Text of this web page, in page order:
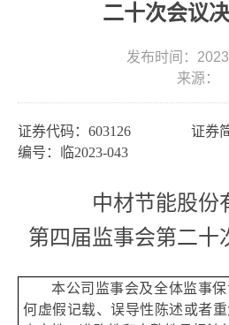
二十次会议
发布时间：
来源：
证券代码： 603126 证券简
编号：临2023-043
中材节能股份
第四届监事会第二十
本公司 监事会及全体监事
何虚假记载、误导性陈述或者